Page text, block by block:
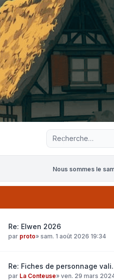
Recherche
Nous sommes le
Re: Elwen 2026
par proto» sam. 1 août 2026 19:34
Re: Fiches de personnage
par La Conteuse» ven. 29 mars